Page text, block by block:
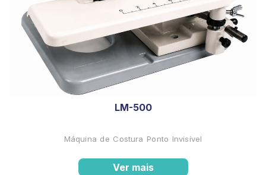
LM-500
Máquina de Costura Ponto Invisível
Ver mais